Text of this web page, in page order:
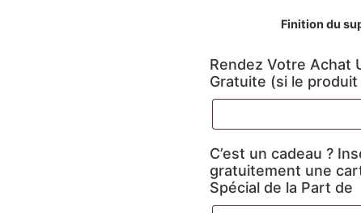
Finition du
Rendez Votre Achat
Gratuite (si le
C’est un cadeau ?
gratuitement une
Spécial de la Part de